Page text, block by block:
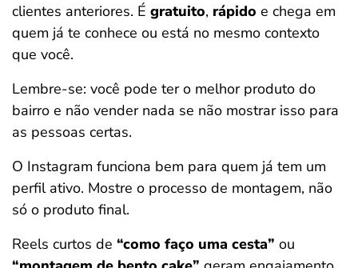
clientes anteriores. É gratuito, rápido e chega em
quem já te conhece ou está no mesmo contexto
que você.
Lembre-se: você pode ter o melhor produto do
bairro e não vender nada se não mostrar isso para
as pessoas certas.
O Instagram funciona bem para quem já tem um
perfil ativo. Mostre o processo de montagem, não
só o produto final.
Reels curtos de “como faço uma cesta” ou